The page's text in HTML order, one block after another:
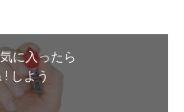
に入ったら
! しよう